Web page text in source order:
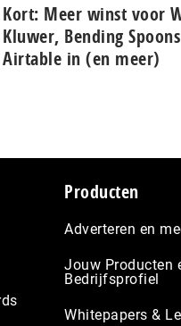
Kort: Meer winst voor
Kluwer, Bending
Airtable in (en meer)
Producten
Adverteren en
Jouw Producten
Bedrijfsprofiel
Whitepapers &